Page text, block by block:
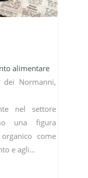
alimentare
dei Normanni,
nel settore
una figura
come
e agli…